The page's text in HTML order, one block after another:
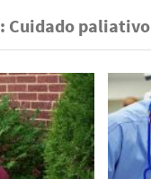
Cuidado paliativo